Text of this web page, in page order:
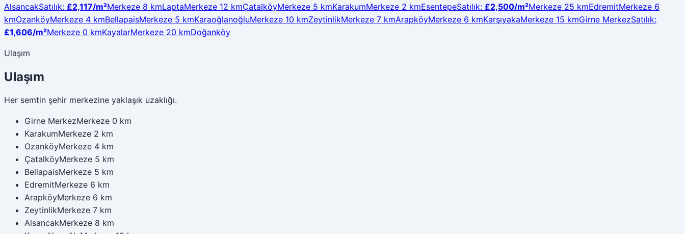
AlsancakSatılık: £2,117/m²Merkeze 8 kmLaptaMerkeze 12 kmÇatalköyMerkeze 5 kmKarakumMerkeze 2 kmEsentepeSatılık: £2,500/m²Merkeze 25 kmEdremitMerkeze 6
kmOzanköyMerkeze 4 kmBellapaisMerkeze 5 kmKaraoğlanoğluMerkeze 10 kmZeytinlikMerkeze 7 kmArapköyMerkeze 6 kmKarşıyakaMerkeze 15 kmGirne MerkezSatılık:
£1,606/m²Merkeze 0 kmKayalarMerkeze 20 kmDoğanköy
Ulaşım
Ulaşım
Her semtin şehir merkezine yaklaşık uzaklığı.
Girne MerkezMerkeze 0 km
KarakumMerkeze 2 km
OzanköyMerkeze 4 km
ÇatalköyMerkeze 5 km
BellapaisMerkeze 5 km
EdremitMerkeze 6 km
ArapköyMerkeze 6 km
ZeytinlikMerkeze 7 km
AlsancakMerkeze 8 km